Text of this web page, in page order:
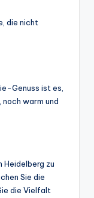
die nicht
Genuss ist es,
warm und
Heidelberg zu
Sie die
die Vielfalt